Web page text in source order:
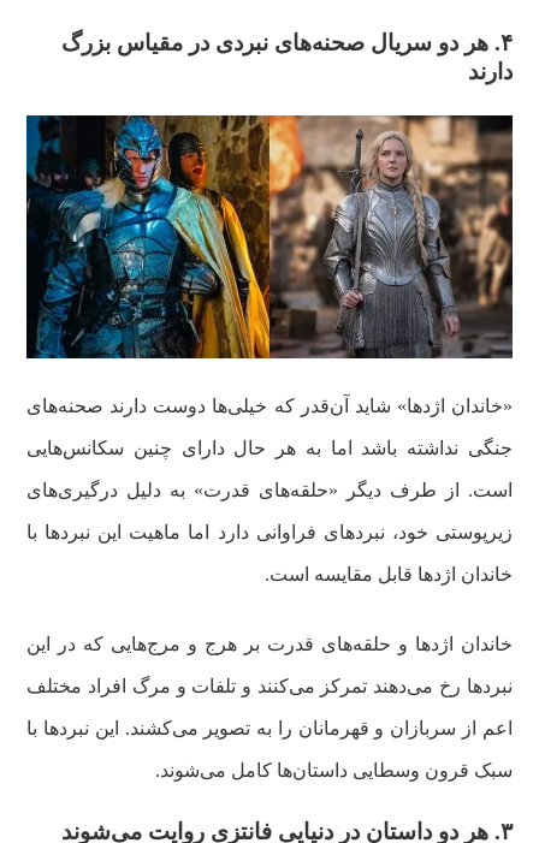
۴. هر دو سریال صحنه‌های نبردی در مقیاس بزرگ
دارند
«خاندان اژدها» شاید آن‌قدر که خیلی‌ها دوست دارند صحنه‌های
جنگی نداشته باشد اما به هر حال دارای چنین سکانس‌هایی
است. از طرف دیگر «حلقه‌های قدرت» به دلیل درگیری‌های
زیرپوستی خود، نبردهای فراوانی دارد اما ماهیت این نبردها با
خاندان اژدها قابل مقایسه است.
خاندان‌ اژدها و حلقه‌های قدرت بر هرج و مرج‌هایی که در این
نبردها رخ می‌دهند تمرکز می‌کنند و تلفات و مرگ افراد مختلف
اعم از سربازان و قهرمانان را به تصویر می‌کشند. این نبردها با
سبک قرون وسطایی داستان‌ها کامل می‌شوند.
۳. هر دو داستان در دنیایی فانتزی روایت می‌شوند